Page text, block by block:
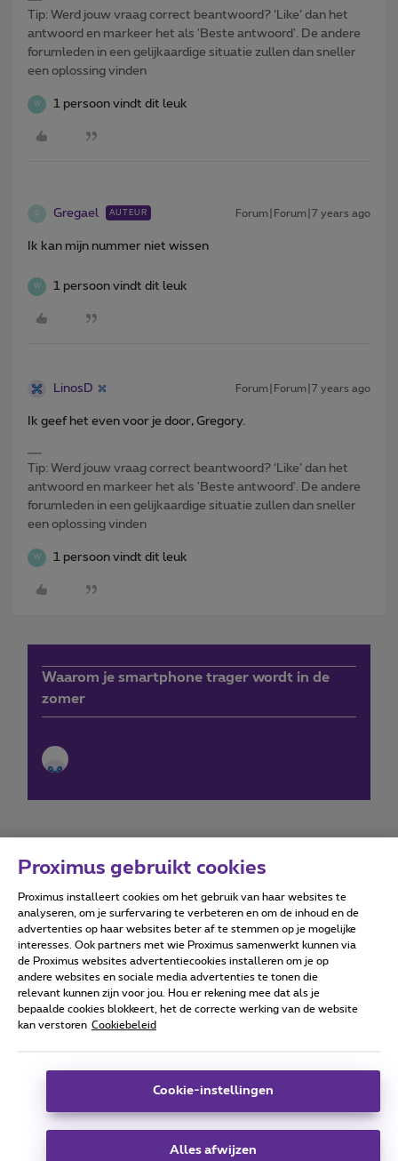
Tip: Werd jouw vraag correct beantwoord? ‘Like’ dan het
antwoord en markeer het als 'Beste antwoord'. De andere
forumleden in een gelijkaardige situatie zullen dan sneller
een oplossing vinden
W 1 persoon vindt dit leuk
G Gregael AUTEUR Forum|Forum|7 years ago
Ik kan mijn nummer niet wissen
W 1 persoon vindt dit leuk
LinosD Forum|Forum|7 years ago
Ik geef het even voor je door, Gregory.
Tip: Werd jouw vraag correct beantwoord? ‘Like’ dan het
antwoord en markeer het als 'Beste antwoord'. De andere
forumleden in een gelijkaardige situatie zullen dan sneller
een oplossing vinden
W 1 persoon vindt dit leuk
Waarom je smartphone trager wordt in de
zomer
Forumvoorwaarden Accessibility statement
Alle rechten voorbehouden. © Proximus
Algemene voorwaarden, consumenteninfo
Deze website is gecreëerd en wordt beheerd conform het
Koning Albert II-laan 27 - B-1030 Brussel.
Proximus gebruikt cookies
Proximus installeert cookies om het gebruik van haar websites te
analyseren, om je surfervaring te verbeteren en om de inhoud en de
advertenties op haar websites beter af te stemmen op je mogelijke
interesses. Ook partners met wie Proximus samenwerkt kunnen via
de Proximus websites advertentiecookies installeren om je op
andere websites en sociale media advertenties te tonen die
relevant kunnen zijn voor jou. Hou er rekening mee dat als je
bepaalde cookies blokkeert, het de correcte werking van de website
kan verstoren Cookiebeleid
Cookie-instellingen
Alles afwijzen